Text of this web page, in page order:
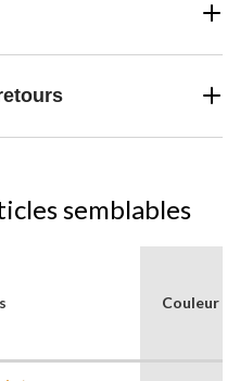
semblables
Couleur